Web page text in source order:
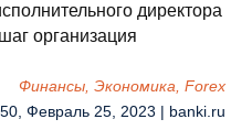
директора
организация
Финансы, Экономика, Forex
Февраль 25, 2023 | banki.ru